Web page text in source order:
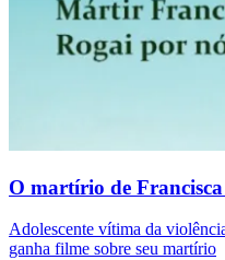
O martírio de
Adolescente vítima da
ganha filme sobre seu martírio